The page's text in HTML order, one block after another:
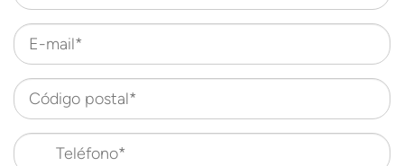
E-mail*
Código postal*
Teléfono*